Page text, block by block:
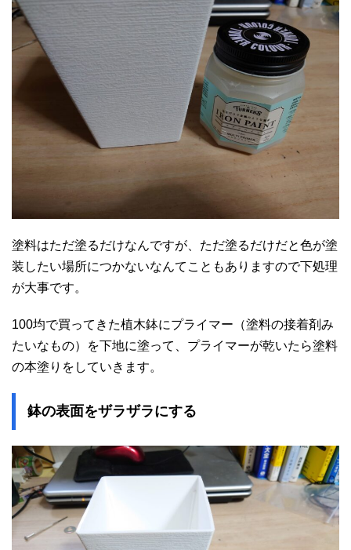
塗料はただ塗るだけなんですが、ただ塗るだけだと色が塗
装したい場所につかないなんてこともありますので下処理
が大事です。
100均で買ってきた植木鉢にプライマー（塗料の接着剤み
たいなもの）を下地に塗って、プライマーが乾いたら塗料
の本塗りをしていきます。
鉢の表面をザラザラにする